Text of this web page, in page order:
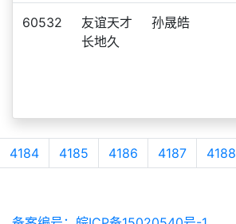
60532
友谊天才
长地久
孙晟皓
4184 4185 4186 4187 4188